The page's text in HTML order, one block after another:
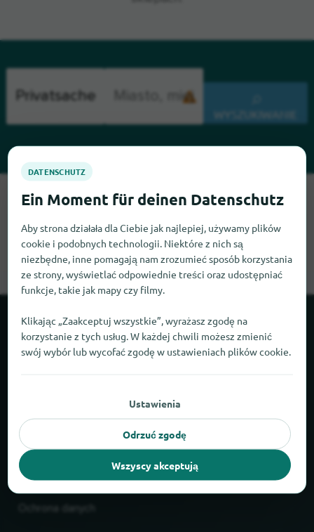
WYSZUKIWANIE
Przepraszamy, nie możemy teraz znaleźć Privatsachen. Jeśli
dasz nam znać.
O locabee
Prawne
Nadruk
Aby strona działała dla Ciebie jak najlepiej, używamy plików
cookie i podobnych technologii. Niektóre z nich są
niezbędne, inne pomagają nam zrozumieć sposób korzystania
ze strony, wyświetlać odpowiednie treści oraz udostępniać
funkcje, takie jak mapy czy filmy.
Klikając „Zaakceptuj wszystkie”, wyrażasz zgodę na
korzystanie z tych usług. W każdej chwili możesz zmienić
swój wybór lub wycofać zgodę w ustawieniach plików cookie.
Ustawienia
Odrzuć zgodę
Wszyscy akceptują